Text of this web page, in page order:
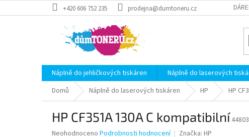
na
+420 606 752 235 prodejna@dumtoneru.cz
Náplně do jehličkových tiskáren Náplně do laserových
Domů
Náplně do laserových tiskáren HP HP
HP CF351A 130A C kompatibilní 44803
Průměrné
Neohodnoceno Podrobnosti hodnocení Značka: HP